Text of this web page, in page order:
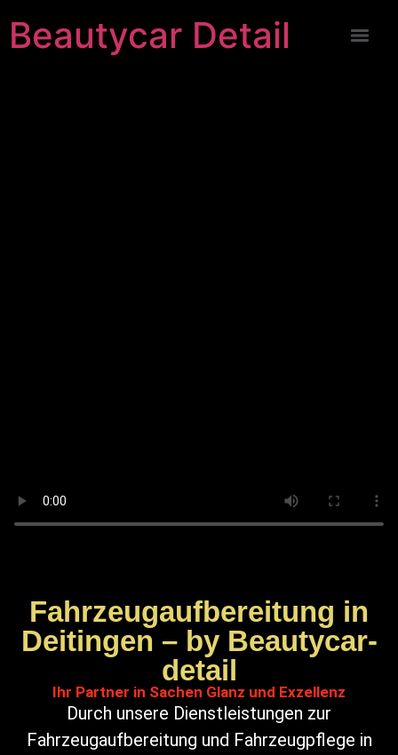
Beautycar Detail
Fahrzeugaufbereitung in
Deitingen – by Beautycar-
detail
Ihr Partner in Sachen Glanz und Exzellenz
Durch unsere Dienstleistungen zur
Fahrzeugaufbereitung und Fahrzeugpflege in